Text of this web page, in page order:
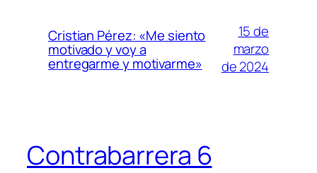
Cristian Pérez: «Me siento
motivado y voy a
entregarme y motivarme»
15 de
marzo
de 2024
Contrabarrera 6